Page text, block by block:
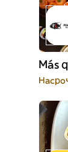
Más